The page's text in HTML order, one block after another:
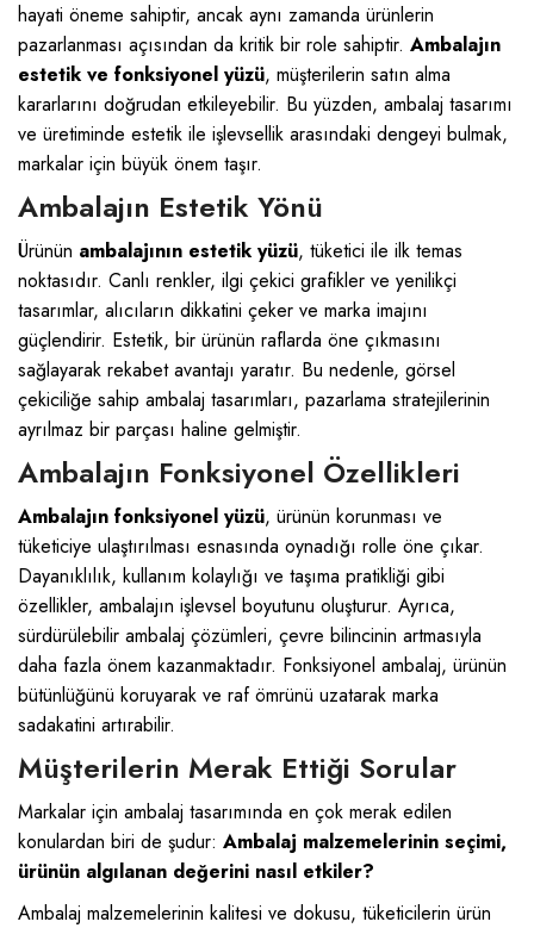
hayati öneme sahiptir, ancak aynı zamanda ürünlerin
pazarlanması açısından da kritik bir role sahiptir. Ambalajın
estetik ve fonksiyonel yüzü, müşterilerin satın alma
kararlarını doğrudan etkileyebilir. Bu yüzden, ambalaj tasarımı
ve üretiminde estetik ile işlevsellik arasındaki dengeyi bulmak,
markalar için büyük önem taşır.
Ambalajın Estetik Yönü
Ürünün ambalajının estetik yüzü, tüketici ile ilk temas
noktasıdır. Canlı renkler, ilgi çekici grafikler ve yenilikçi
tasarımlar, alıcıların dikkatini çeker ve marka imajını
güçlendirir. Estetik, bir ürünün raflarda öne çıkmasını
sağlayarak rekabet avantajı yaratır. Bu nedenle, görsel
çekiciliğe sahip ambalaj tasarımları, pazarlama stratejilerinin
ayrılmaz bir parçası haline gelmiştir.
Ambalajın Fonksiyonel Özellikleri
Ambalajın fonksiyonel yüzü, ürünün korunması ve
tüketiciye ulaştırılması esnasında oynadığı rolle öne çıkar.
Dayanıklılık, kullanım kolaylığı ve taşıma pratikliği gibi
özellikler, ambalajın işlevsel boyutunu oluşturur. Ayrıca,
sürdürülebilir ambalaj çözümleri, çevre bilincinin artmasıyla
daha fazla önem kazanmaktadır. Fonksiyonel ambalaj, ürünün
bütünlüğünü koruyarak ve raf ömrünü uzatarak marka
sadakatini artırabilir.
Müşterilerin Merak Ettiği Sorular
Markalar için ambalaj tasarımında en çok merak edilen
konulardan biri de şudur: Ambalaj malzemelerinin seçimi,
ürünün algılanan değerini nasıl etkiler?
Ambalaj malzemelerinin kalitesi ve dokusu, tüketicilerin ürün